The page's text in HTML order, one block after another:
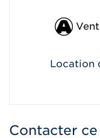
Location
Contacter